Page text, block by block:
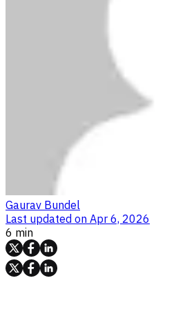
Gaurav Bundel
Last updated on Apr 6, 2026
6 min